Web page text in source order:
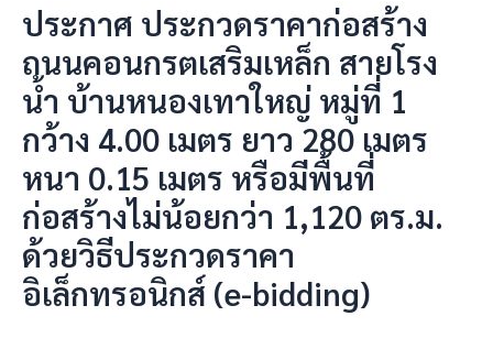
ประกาศ ประกวดราคาก่อสร้าง
ถนนคอนกรตเสริมเหล็ก สายโรง
น้ำ บ้านหนองเทาใหญ่ หมู่ที่ 1
กว้าง 4.00 เมตร ยาว 280 เมตร
หนา 0.15 เมตร หรือมีพื้นที่
ก่อสร้างไม่น้อยกว่า 1,120 ตร.ม.
ด้วยวิธีประกวดราคา
อิเล็กทรอนิกส์ (e-bidding)